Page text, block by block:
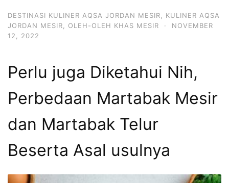
DESTINASI KULINER AQSA JORDAN MESIR
KULINER AQSA
JORDAN MESIR
OLEH-OLEH KHAS MESIR ·
NOVEMBER
12, 2022
Perlu juga Diketahui Nih,
Perbedaan Martabak Mesir
dan Martabak Telur
Beserta Asal usulnya